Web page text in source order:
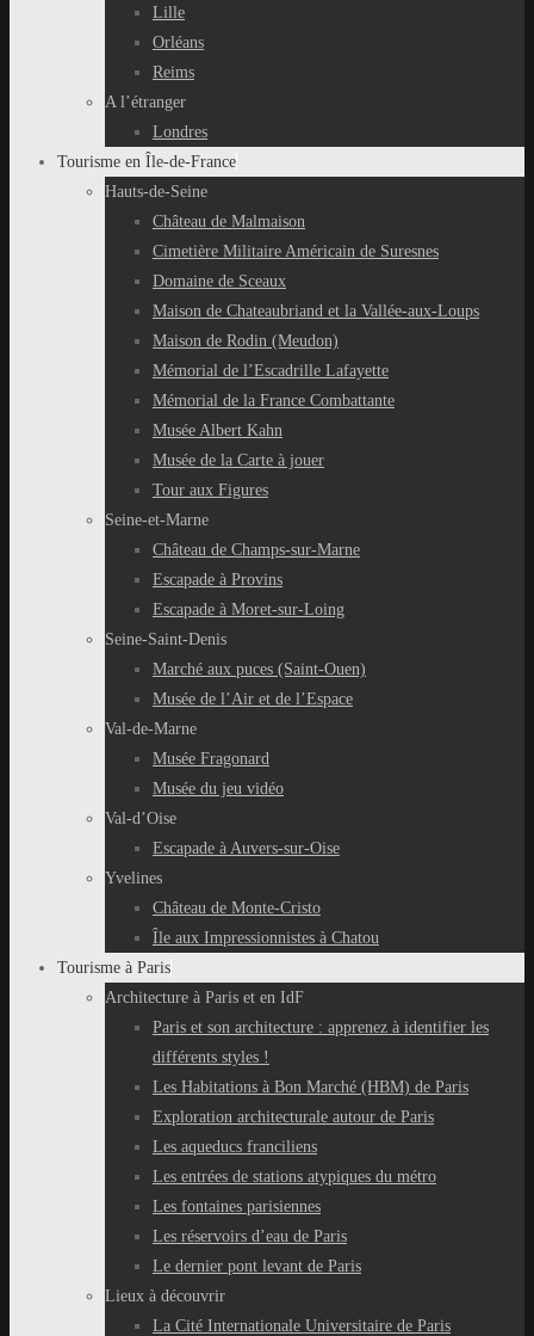
Lille
Orléans
Reims
A l’étranger
Londres
Tourisme en Île-de-France
Hauts-de-Seine
Château de Malmaison
Cimetière Militaire Américain de Suresnes
Domaine de Sceaux
Maison de Chateaubriand et la Vallée-aux-Loups
Maison de Rodin (Meudon)
Mémorial de l’Escadrille Lafayette
Mémorial de la France Combattante
Musée Albert Kahn
Musée de la Carte à jouer
Tour aux Figures
Seine-et-Marne
Château de Champs-sur-Marne
Escapade à Provins
Escapade à Moret-sur-Loing
Seine-Saint-Denis
Marché aux puces (Saint-Ouen)
Musée de l’Air et de l’Espace
Val-de-Marne
Musée Fragonard
Musée du jeu vidéo
Val-d’Oise
Escapade à Auvers-sur-Oise
Yvelines
Château de Monte-Cristo
Île aux Impressionnistes à Chatou
Tourisme à Paris
Architecture à Paris et en IdF
Paris et son architecture : apprenez à identifier les
différents styles !
Les Habitations à Bon Marché (HBM) de Paris
Exploration architecturale autour de Paris
Les aqueducs franciliens
Les entrées de stations atypiques du métro
Les fontaines parisiennes
Les réservoirs d’eau de Paris
Le dernier pont levant de Paris
Lieux à découvrir
La Cité Internationale Universitaire de Paris